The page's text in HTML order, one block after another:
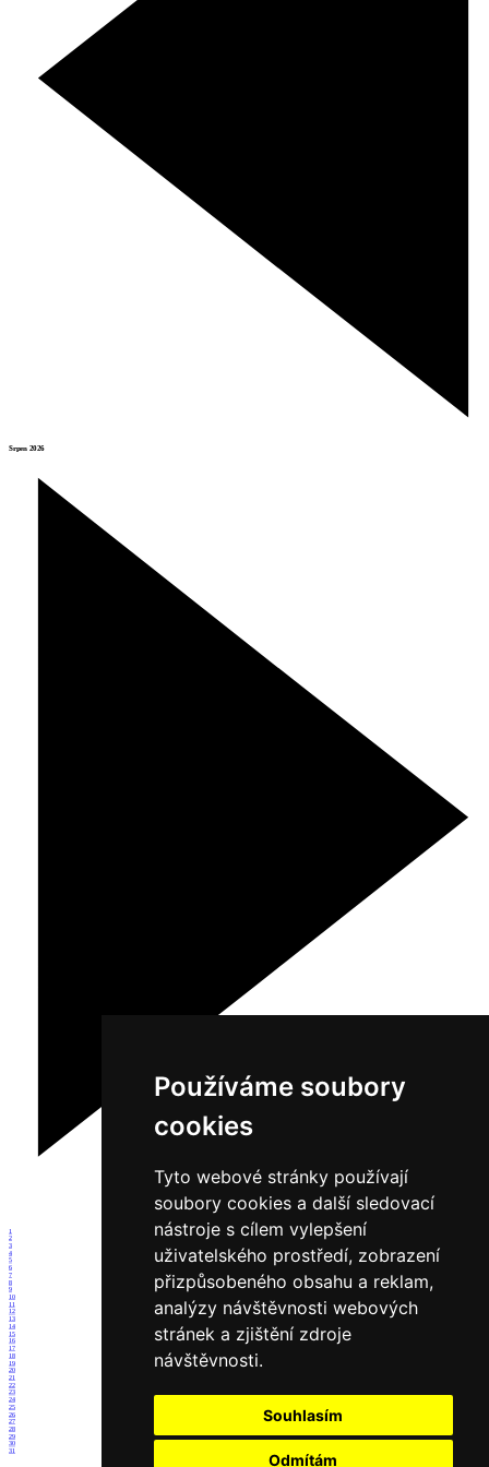
Používáme soubory
cookies
Tyto webové stránky používají
soubory cookies a další sledovací
nástroje s cílem vylepšení
uživatelského prostředí, zobrazení
přizpůsobeného obsahu a reklam,
analýzy návštěvnosti webových
stránek a zjištění zdroje
návštěvnosti.
Souhlasím
Odmítám
Srpen 2026
1
2
3
4
5
6
7
8
9
10
11
12
13
14
15
16
17
18
19
20
21
22
23
24
25
26
27
28
29
30
31